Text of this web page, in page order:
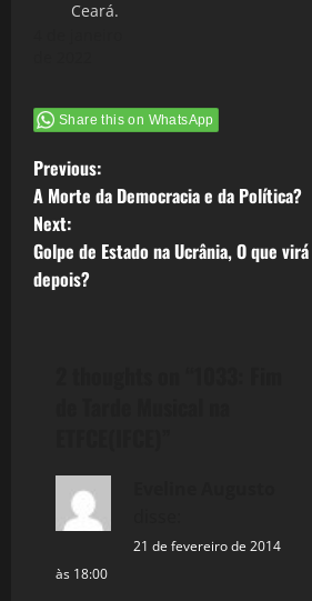
Ceará.
Share this on WhatsApp
P
o
s
Previous:
A Morte da Democracia e da Política?
Next:
Golpe de Estado na Ucrânia, O que virá
depois?
21 de fevereiro de 2014
às 18:00